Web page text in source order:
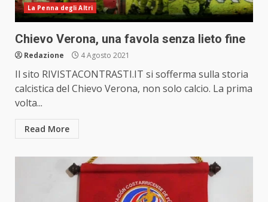
La Penna degli Altri
Chievo Verona, una favola senza lieto fine
Redazione 4 Agosto 2021
Il sito RIVISTACONTRASTI.IT si sofferma sulla storia
calcistica del Chievo Verona, non solo calcio. La prima
volta...
Read More